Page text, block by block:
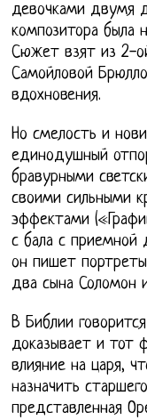
девочками двумя
композитора была
Сюжет взят из 2-
Самойловой
вдохновения.
Но смелость и
единодушный
бравурными
своими сильными
эффектами
с бала с приемной
он пишет
два сына Соломон
В Библии
доказывает и тот
влияние на царя,
назначить
представленная